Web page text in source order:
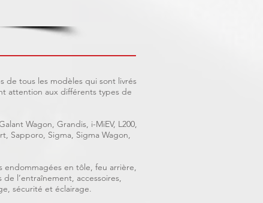
de tous les modèles qui sont livrés
attention aux différents types de
Wagon, Grandis, i-MiEV, L200,
Sapporo, Sigma, Sigma Wagon,
endommagées en tôle, feu arrière,
l’entraînement, accessoires,
sécurité et éclairage.